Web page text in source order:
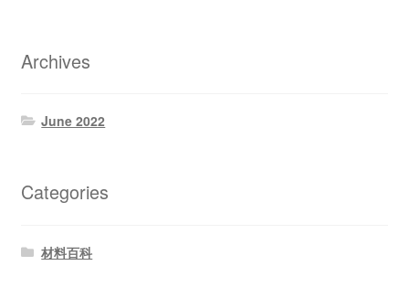
Archives
June 2022
Categories
材料百科